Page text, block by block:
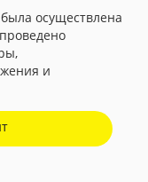
осуществлена
и